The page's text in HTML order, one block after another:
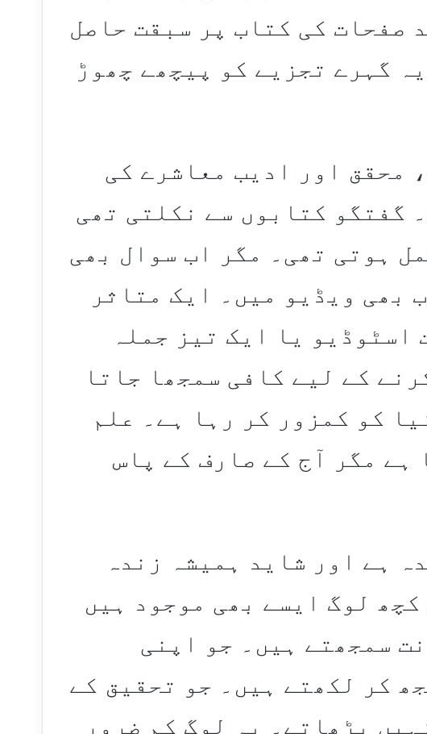
صفحات کی کتاب پر سبقت حاصل
گہرے تجزیے کو پیچھے چھوڑ
محقق اور ادیب معاشرے کی
گفتگو کتابوں سے نکلتی تھی
ہوتی تھی۔ مگر اب سوال بھی
بھی ویڈیو میں۔ ایک متاثر
اسٹوڈیو یا ایک تیز جملہ
کے لیے کافی سمجھا جاتا
کو کمزور کر رہا ہے۔ علم
ہے مگر آج کے صارف کے پاس
ہے اور شاید ہمیشہ زندہ
لوگ ایسے بھی موجود ہیں
سمجھتے ہیں۔ جو اپنی
کر لکھتے ہیں۔ جو تحقیق کے
بڑھاتے۔ یہ لوگ کم ضرور